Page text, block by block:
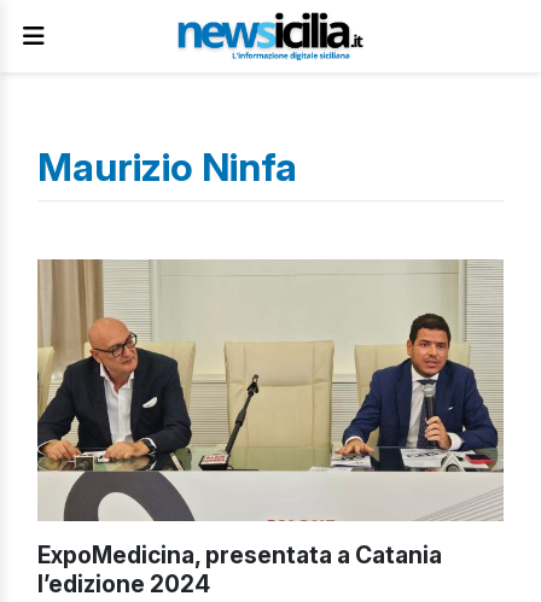
Maurizio Ninfa
ExpoMedicina, presentata a Catania
l’edizione 2024